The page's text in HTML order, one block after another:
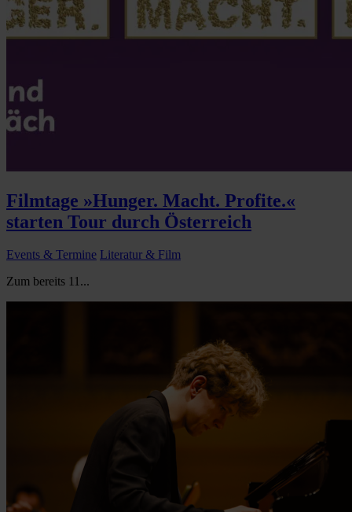
Filmtage »Hunger. Macht. Profite.«
starten Tour durch Österreich
Events & Termine Literatur & Film
Zum bereits 11...